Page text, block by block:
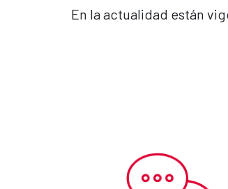
En la actualidad están